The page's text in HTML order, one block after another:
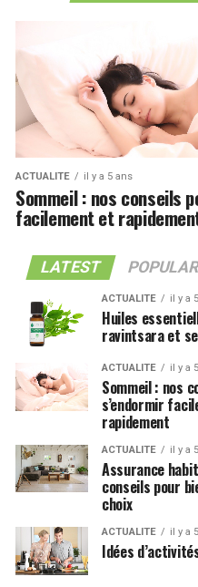
ACTUALITE il y a 5 ans
Sommeil : nos conseils
facilement et
LATEST
ACTUALITE il y a
Huiles
ravintsara et
ACTUALITE il y a
Sommeil : nos
s’endormir
rapidement
ACTUALITE il y a
Assurance
conseils pour
choix
ACTUALITE il y a
Idées